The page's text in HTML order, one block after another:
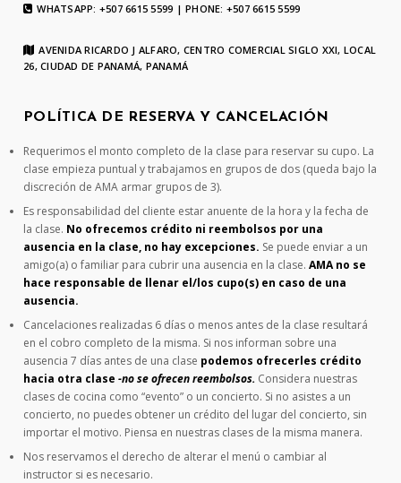
WHATSAPP: +507 6615 5599 | PHONE: +507 6615 5599
AVENIDA RICARDO J ALFARO, CENTRO COMERCIAL SIGLO XXI, LOCAL
26, CIUDAD DE PANAMÁ, PANAMÁ
POLÍTICA DE RESERVA Y CANCELACIÓN
Requerimos el monto completo de la clase para reservar su cupo. La
clase empieza puntual y trabajamos en grupos de dos (queda bajo la
discreción de AMA armar grupos de 3).
Es responsabilidad del cliente estar anuente de la hora y la fecha de
la clase. No ofrecemos crédito ni reembolsos por una
ausencia en la clase, no hay excepciones. Se puede enviar a un
amigo(a) o familiar para cubrir una ausencia en la clase.AMA no se
hace responsable de llenar el/los cupo(s) en caso de una
ausencia.
Cancelaciones realizadas 6 días o menos antes de la clase resultará
en el cobro completo de la misma. Si nos informan sobre una
ausencia 7 días antes de una clase podemos ofrecerles crédito
hacia otra clase-no se ofrecen reembolsos. Considera nuestras
clases de cocina como “evento” o un concierto. Si no asistes a un
concierto, no puedes obtener un crédito del lugar del concierto, sin
importar el motivo. Piensa en nuestras clases de la misma manera.
Nos reservamos el derecho de alterar el menú o cambiar al
instructor si es necesario.